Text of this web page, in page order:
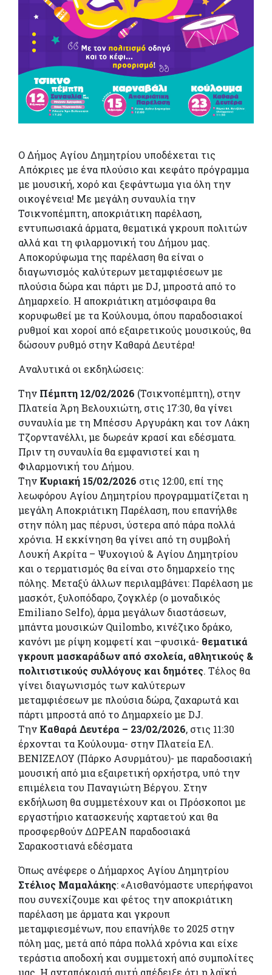
Ο Δήμος Αγίου Δημητρίου υποδέχεται τις
Απόκριες με ένα πλούσιο και κεφάτο πρόγραμμα
με μουσική, χορό και ξεφάντωμα για όλη την
οικογένεια! Με μεγάλη συναυλία την
Τσικνοπέμπτη, αποκριάτικη παρέλαση,
εντυπωσιακά άρματα, θεματικά γκρουπ πολιτών
αλλά και τη φιλαρμονική του Δήμου μας.
Αποκορύφωμα της παρέλαση θα είναι ο
διαγωνισμός καλύτερων μεταμφιέσεων με
πλούσια δώρα και πάρτι με DJ, μπροστά από το
Δημαρχείο. Η αποκριάτικη ατμόσφαιρα θα
κορυφωθεί με τα Κούλουμα, όπου παραδοσιακοί
ρυθμοί και χοροί από εξαιρετικούς μουσικούς, θα
δώσουν ρυθμό στην Καθαρά Δευτέρα!
Αναλυτικά οι εκδηλώσεις:
Την Πέμπτη 12/02/2026 (Τσικνοπέμπτη), στην
Πλατεία Άρη Βελουχιώτη, στις 17:30, θα γίνει
συναυλία με τη Μπέσσυ Αργυράκη και τον Λάκη
Τζορντανέλλι, με δωρεάν κρασί και εδέσματα.
Πριν τη συναυλία θα εμφανιστεί και η
Φιλαρμονική του Δήμου.
Την Κυριακή 15/02/2026 στις 12:00, επί της
λεωφόρου Αγίου Δημητρίου προγραμματίζεται η
μεγάλη Αποκριάτικη Παρέλαση, που επανήλθε
στην πόλη μας πέρυσι, ύστερα από πάρα πολλά
χρόνια. Η εκκίνηση θα γίνει από τη συμβολή
Λουκή Ακρίτα – Ψυχογιού & Αγίου Δημητρίου
και ο τερματισμός θα είναι στο δημαρχείο της
πόλης. Μεταξύ άλλων περιλαμβάνει: Παρέλαση με
μασκότ, ξυλοπόδαρο, ζογκλέρ (ο μοναδικός
Emiliano Selfo), άρμα μεγάλων διαστάσεων,
μπάντα μουσικών Quilombo, κινέζικο δράκο,
κανόνι με ρίψη κομφετί και –φυσικά- θεματικά
γκρουπ μασκαράδων από σχολεία, αθλητικούς &
πολιτιστικούς συλλόγους και δημότες. Τέλος θα
γίνει διαγωνισμός των καλύτερων
μεταμφιέσεων με πλούσια δώρα, ζαχαρωτά και
πάρτι μπροστά από το Δημαρχείο με DJ.
Την Καθαρά Δευτέρα – 23/02/2026, στις 11:30
έρχονται τα Κούλουμα- στην Πλατεία ΕΛ.
ΒΕΝΙΖΕΛΟΥ (Πάρκο Ασυρμάτου)- με παραδοσιακή
μουσική από μια εξαιρετική ορχήστρα, υπό την
επιμέλεια του Παναγιώτη Βέργου. Στην
εκδήλωση θα συμμετέχουν και οι Πρόσκοποι με
εργαστήριο κατασκευής χαρταετού και θα
προσφερθούν ΔΩΡΕΑΝ παραδοσιακά
Σαρακοστιανά εδέσματα
Όπως ανέφερε ο Δήμαρχος Αγίου Δημητρίου
Στέλιος Μαμαλάκης: «Αισθανόμαστε υπερήφανοι
που συνεχίζουμε και φέτος την αποκριάτικη
παρέλαση με άρματα και γκρουπ
μεταμφιεσμένων, που επανήλθε το 2025 στην
πόλη μας, μετά από πάρα πολλά χρόνια και είχε
τεράστια αποδοχή και συμμετοχή από συμπολίτες
μας. Η ανταπόκρισή αυτή απέδειξε ότι η λαϊκή